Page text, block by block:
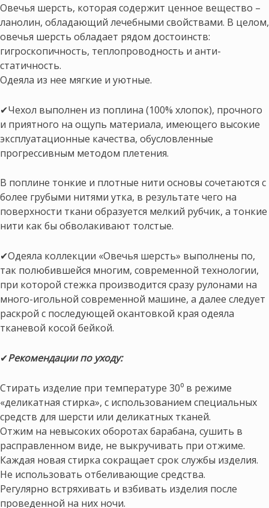
Овечья шерсть, которая содержит ценное вещество –
ланолин, обладающий лечебными свойствами. В целом,
овечья шерсть обладает рядом достоинств:
гигроскопичность, теплопроводность и анти-
статичность.
Одеяла из нее мягкие и уютные.
✔Чехол выполнен из поплина (100% хлопок), прочного
и приятного на ощупь материала, имеющего высокие
эксплуатационные качества, обусловленные
прогрессивным методом плетения.
В поплине тонкие и плотные нити основы сочетаются с
более грубыми нитями утка, в результате чего на
поверхности ткани образуется мелкий рубчик, а тонкие
нити как бы обволакивают толстые.
✔Одеяла коллекции «Овечья шерсть» выполнены по,
так полюбившейся многим, современной технологии,
при которой стежка производится сразу рулонами на
много-игольной современной машине, а далее следует
раскрой с последующей окантовкой края одеяла
тканевой косой бейкой.
✔Рекомендации по уходу:
Стирать изделие при температуре 30⁰ в режиме
«деликатная стирка», с использованием специальных
средств для шерсти или деликатных тканей.
Отжим на невысоких оборотах барабана, сушить в
расправленном виде, не выкручивать при отжиме.
Каждая новая стирка сокращает срок службы изделия.
Не использовать отбеливающие средства.
Регулярно встряхивать и взбивать изделия после
проведенной на них ночи.